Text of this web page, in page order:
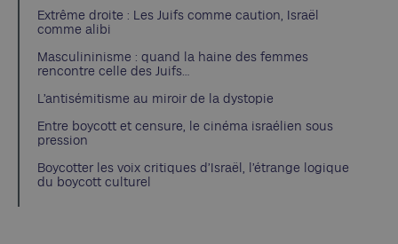
Extrême droite : Les Juifs comme caution, Israël
comme alibi
Masculininisme : quand la haine des femmes
rencontre celle des Juifs…
L’antisémitisme au miroir de la dystopie
Entre boycott et censure, le cinéma israélien sous
pression
Boycotter les voix critiques d’Israël, l’étrange logique
du boycott culturel